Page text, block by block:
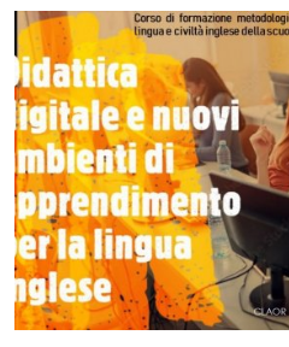
Immagine